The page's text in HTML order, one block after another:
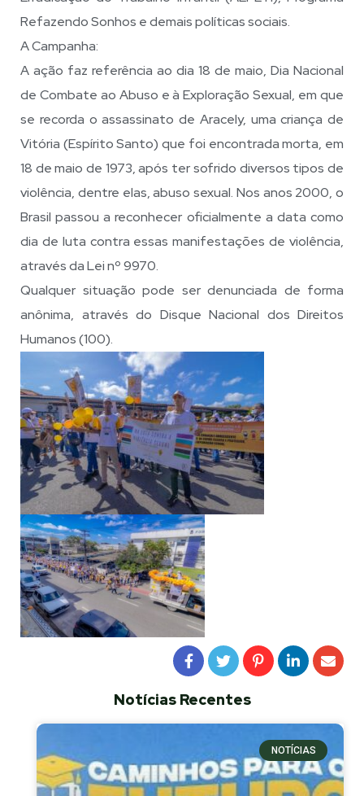
Refazendo Sonhos e demais políticas sociais.
A Campanha:
A ação faz referência ao dia 18 de maio, Dia Nacional
de Combate ao Abuso e à Exploração Sexual, em que
se recorda o assassinato de Aracely, uma criança de
Vitória (Espírito Santo) que foi encontrada morta, em
18 de maio de 1973, após ter sofrido diversos tipos de
violência, dentre elas, abuso sexual. Nos anos 2000, o
Brasil passou a reconhecer oficialmente a data como
dia de luta contra essas manifestações de violência,
através da Lei nº 9970.
Qualquer situação pode ser denunciada de forma
anônima, através do Disque Nacional dos Direitos
Humanos (100).
Notícias Recentes
NOTÍCIAS